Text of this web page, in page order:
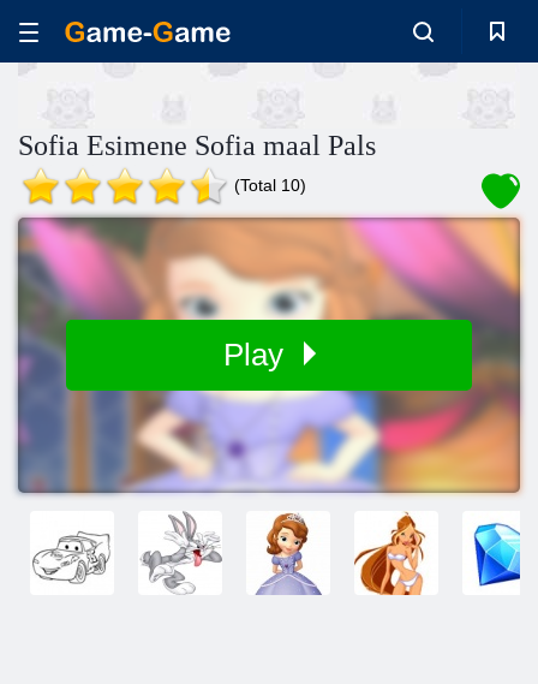
Sofia Esimene Sofia maal Pals
(Total 10)
Play